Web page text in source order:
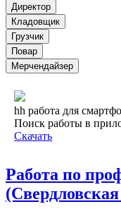
Директор
Кладовщик
Грузчик
Повар
Мерчендайзер
hh работа для
Поиск работы в
Скачать
Работа по